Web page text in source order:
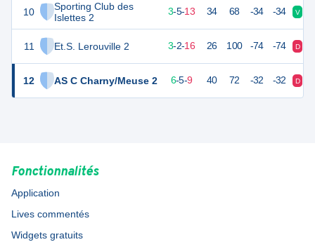
10
Sporting Club des
Islettes 2
11 Et.S. Lerouville 2
12 AS C Charny/Meuse 2
12 3-5-13 34 68 -34 -34 V
10 3-2-16 26 100 -74 -74 D
22 21 6-5-9 40 72 -32 -32 D
Fonctionnalités
Application
Lives commentés
Widgets gratuits